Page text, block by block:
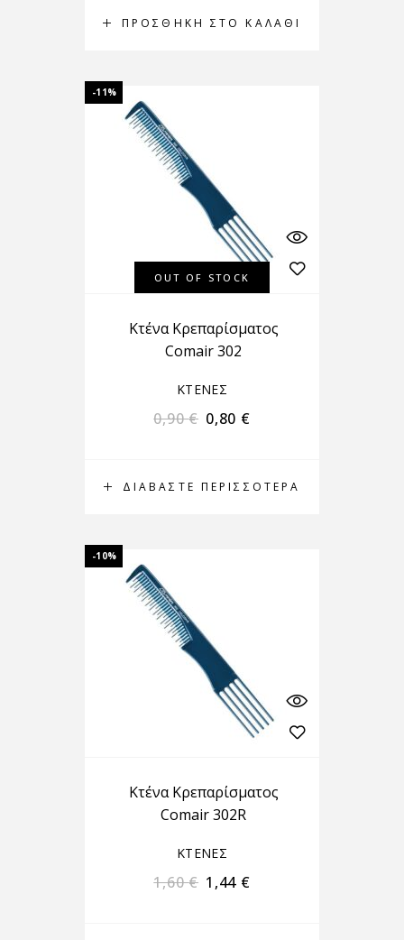
ΠΡΟΣΘΉΚΗ ΣΤΟ ΚΑΛΆΘΙ
-11%
OUT OF STOCK
ΔΙΑΒΆΣΤΕ ΠΕΡΙΣΣΌΤΕΡΑ
Κτένα Κρεπαρίσματος
Comair 302
ΚΤΕΝΕΣ
0,90€ 0,80 €
-10%
Κτένα Κρεπαρίσματος
Comair 302R
ΚΤΕΝΕΣ
1,60€ 1,44 €